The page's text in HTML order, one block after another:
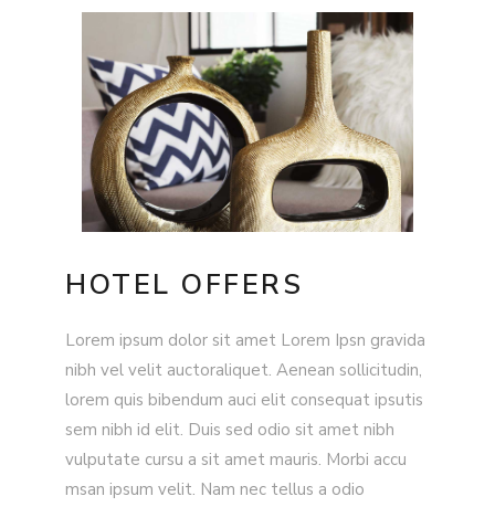
HOTEL OFFERS
Lorem ipsum dolor sit amet Lorem Ipsn gravida
nibh vel velit auctoraliquet. Aenean sollicitudin,
lorem quis bibendum auci elit consequat ipsutis
sem nibh id elit. Duis sed odio sit amet nibh
vulputate cursu a sit amet mauris. Morbi accu
msan ipsum velit. Nam nec tellus a odio